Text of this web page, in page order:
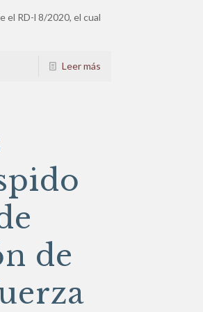
el RD-l 8/2020, el cual
Leer más
de